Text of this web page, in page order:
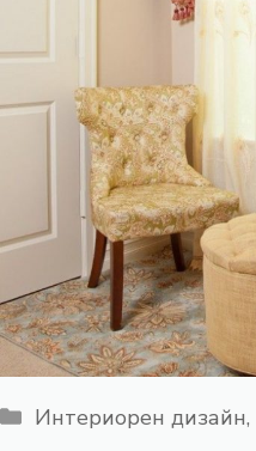
Категории
Интериорен дизайн,